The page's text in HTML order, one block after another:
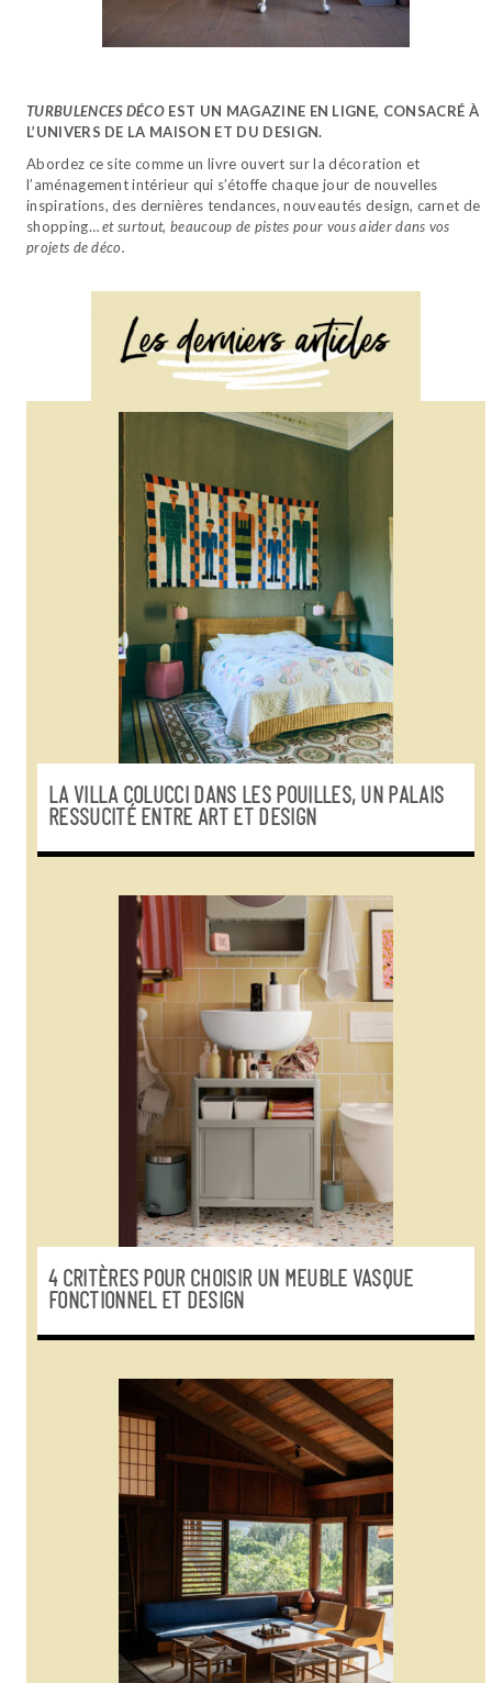
TURBULENCES DÉCO EST UN MAGAZINE EN LIGNE, CONSACRÉ À
L’UNIVERS DE LA MAISON ET DU DESIGN.
Abordez ce site comme un livre ouvert sur la décoration et
l’aménagement intérieur qui s’étoffe chaque jour de nouvelles
inspirations, des dernières tendances, nouveautés design, carnet de
shopping…et surtout, beaucoup de pistes pour vous aider dans vos
projets de déco.
LA VILLA COLUCCI DANS LES POUILLES, UN PALAIS
RESSUCITÉ ENTRE ART ET DESIGN
4 CRITÈRES POUR CHOISIR UN MEUBLE VASQUE
FONCTIONNEL ET DESIGN